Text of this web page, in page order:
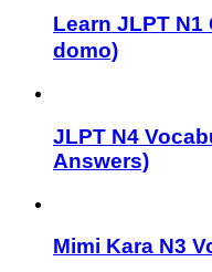
Learn JLPT N1
domo)
JLPT N4
Answers)
Mimi Kara N3